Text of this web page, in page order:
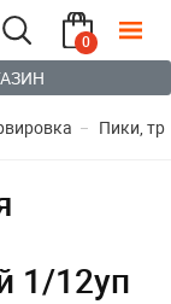
0
Пики,
1/12уп